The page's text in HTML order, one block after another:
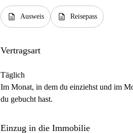
description Ausweis description Reisepass
Vertragsart
Täglich
Im Monat, in dem du einziehst und im
du gebucht hast.
Einzug in die Immobilie